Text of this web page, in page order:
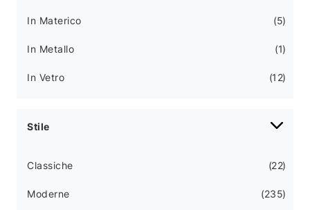
In Materico 5
In Metallo 1
In Vetro 12
Stile
Classiche 22
Moderne 235